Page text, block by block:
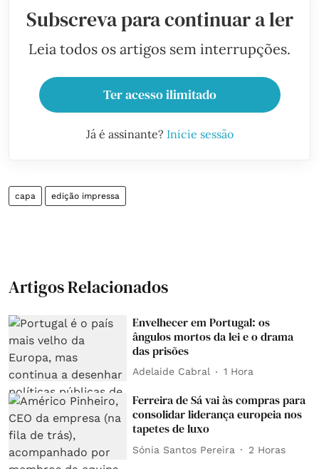
Subscreva para continuar a ler
Leia todos os artigos sem interrupções.
Ter acesso ilimitado
Já é assinante? Inicie sessão
capa edição impressa
Artigos Relacionados
Envelhecer em Portugal: os
ângulos mortos da lei e o drama
das prisões
Adelaide Cabral 1 Hora
Ferreira de Sá vai às compras para
consolidar liderança europeia nos
tapetes de luxo
Sónia Santos Pereira 2 Horas